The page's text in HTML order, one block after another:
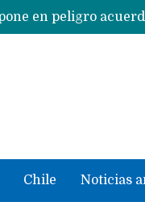
Chile Noticias